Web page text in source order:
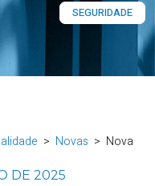
SEGURIDADE
Novas Nova
DE 2025